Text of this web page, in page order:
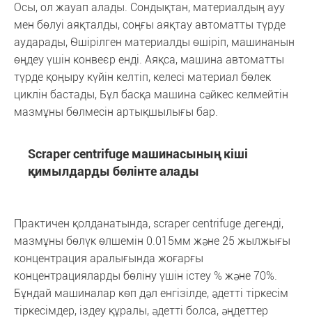
Осы, ол жауап алады. Сондықтан, материалдың ауу
мен бөлуі аяқталды, соңғы аяқтау автоматты түрде
аударады, Өшірілген материалды өшіріп, машинанын
өңдеу үшін конвеєр енді. Аяқса, машина автоматты
түрде қоңыру күйін келтіп, келесі материал бөлек
циклін бастады, Бұл басқа машина сәйкес келмейтін
мазмұны бөлмесін артықшылығы бар.
Scraper centrifuge машинасының кіші
қимылдарды бөлінте алады
Практичен қолданатында, scraper centrifuge дегенді,
мазмұны бөлүк өлшемін 0.015мм және 25 жылжығы
концентрация аралығында жоғарғы
концентрацияларды бөліну үшін істеу % және 70%.
Бұндай машиналар көп дәл енгізілде, әдетті тіркесім
тіркесімдер, іздеу құралы, әдетті болса, әңдеттер